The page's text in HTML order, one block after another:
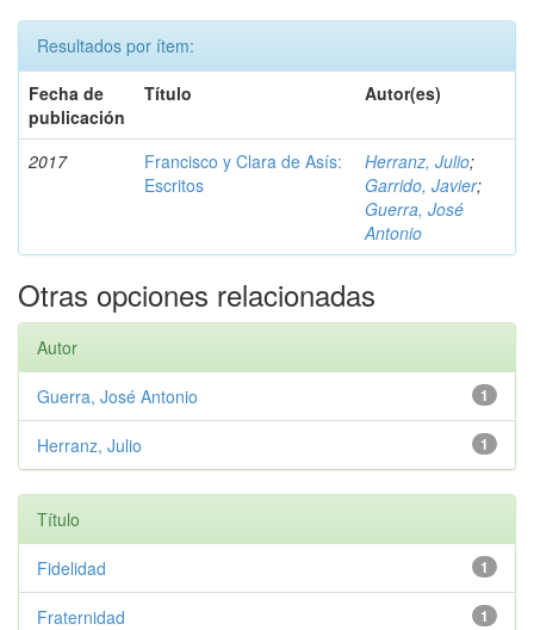
Resultados por ítem:
Fecha de
publicación
Título Autor(es)
2017
Francisco y Clara de Asís:
Escritos
Herranz, Julio;
Garrido, Javier;
Guerra, José
Antonio
Otras opciones relacionadas
Autor
1
Guerra, José Antonio
1
Herranz, Julio
Título
1
Fidelidad
1
Fraternidad